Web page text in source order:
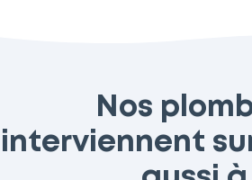
Nos
interviennent